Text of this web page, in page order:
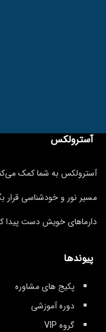
آسترولکس
آسترولکس به شما کمک
مسیر نور و خودشناسی قرار
دارماهای خویش دست پیدا
پیوندها
پکیج های مشاوره
دوره آموزشی
گروه VIP